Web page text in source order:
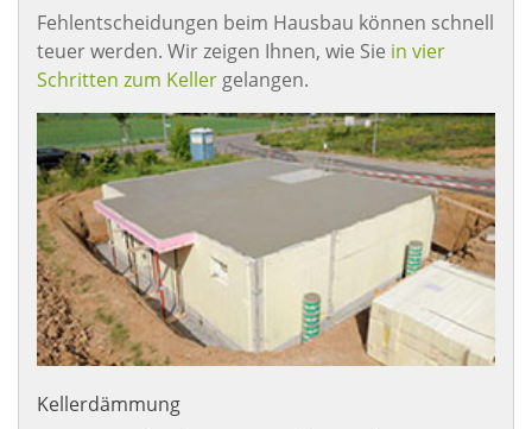
Fehlentscheidungen beim Hausbau können schnell
teuer werden. Wir zeigen Ihnen, wie Sie in vier
Schritten zum Keller gelangen.
Kellerdämmung